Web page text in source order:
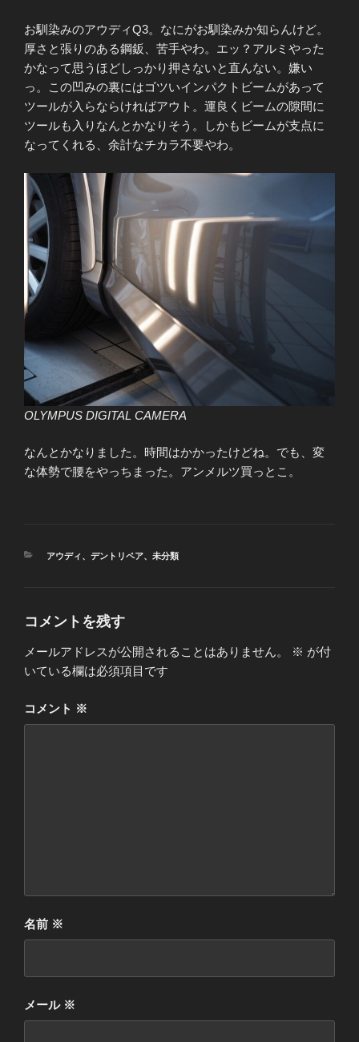
お馴染みのアウディQ3。なにがお馴染みか知らんけど。
厚さと張りのある鋼鈑、苦手やわ。エッ？アルミやった
かなって思うほどしっかり押さないと直んない。嫌い
っ。この凹みの裏にはゴツいインパクトビームがあって
ツールが入らならければアウト。運良くビームの隙間に
ツールも入りなんとかなりそう。しかもビームが支点に
なってくれる、余計なチカラ不要やわ。
OLYMPUS DIGITAL CAMERA
なんとかなりました。時間はかかったけどね。でも、変
な体勢で腰をやっちまった。アンメルツ買っとこ。
カ
アウディ、 デントリペア、 未分類
コメントを残す
メールアドレスが公開されることはありません。 ※ が付
いている欄は必須項目です
コメント ※
名前 ※
メール ※